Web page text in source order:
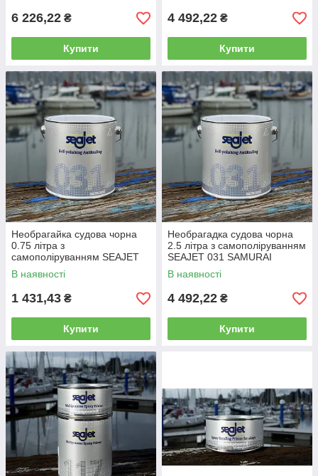
6 226,22 ₴
Купити
4 492,22 ₴
Купити
Необрагайка судова чорна
0.75 літра з
самополіруванням SEAJET
031 SAMURAI
В наявності
1 431,43 ₴
Купити
Необрагадка судова чорна
2.5 літра з самополіруванням
SEAJET 031 SAMURAI
В наявності
4 492,22 ₴
Купити